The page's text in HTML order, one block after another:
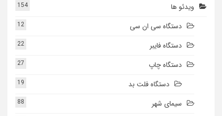
ویدئو ها 154
دستگاه سی ان سی 12
دستگاه فایبر 22
دستگاه چاپ 27
دستگاه فلت بد 19
سیمای شهر 88